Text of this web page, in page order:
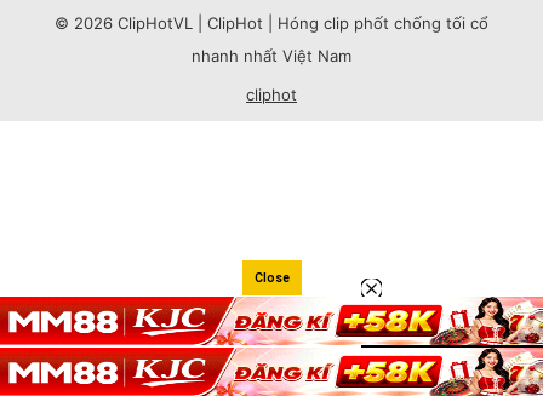
© 2026 ClipHotVL | ClipHot | Hóng clip phốt chống tối cổ
nhanh nhất Việt Nam
cliphot
Close